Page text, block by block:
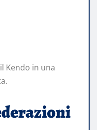
Kendo in una